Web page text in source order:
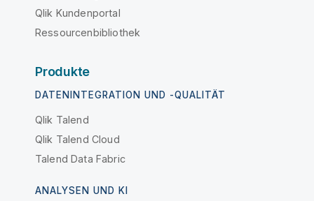
Qlik Kundenportal
Ressourcenbibliothek
Produkte
DATENINTEGRATION UND -QUALITÄT
Qlik Talend
Qlik Talend Cloud
Talend Data Fabric
ANALYSEN UND KI